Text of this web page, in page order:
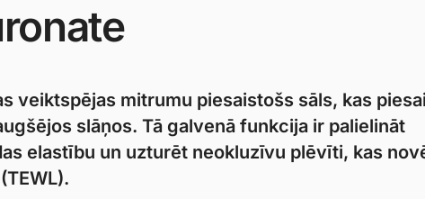
veiktspējas mitrumu piesaistošs sāls, kas
slāņos. Tā galvenā funkcija ir palielināt
elastību un uzturēt neokluzīvu plēvīti, kas